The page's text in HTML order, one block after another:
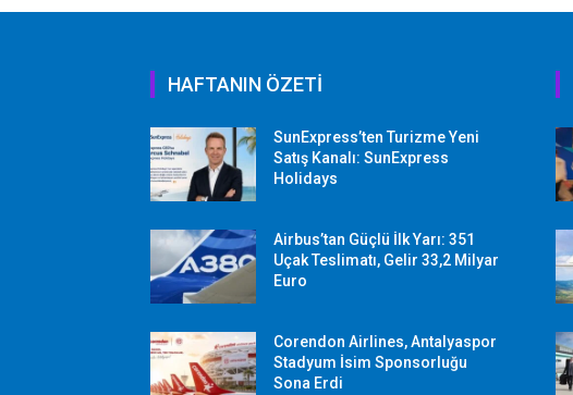
HAFTANIN ÖZETİ
SunExpress’ten Turizme Yeni
Satış Kanalı: SunExpress
Holidays
Airbus’tan Güçlü İlk Yarı: 351
Uçak Teslimatı, Gelir 33,2 Milyar
Euro
Corendon Airlines, Antalyaspor
Stadyum İsim Sponsorluğu
Sona Erdi